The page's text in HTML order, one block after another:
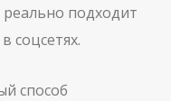
реально подходит
соцсетях.
способ